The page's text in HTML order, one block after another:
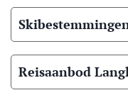
Reisaanbod